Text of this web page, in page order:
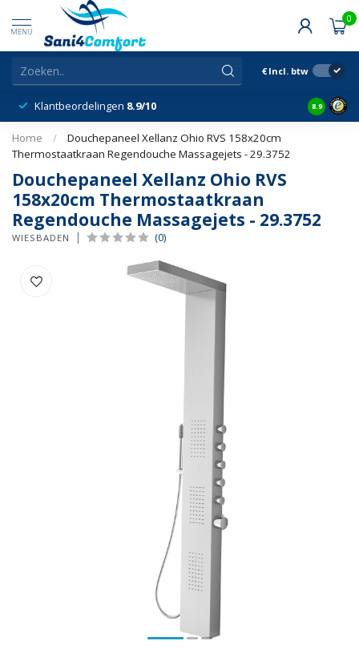
MENU
0
€ Incl. btw
Klantbeordelingen 8.9/10 8.9
Home /
Douchepaneel Xellanz Ohio RVS 158x20cm
Thermostaatkraan Regendouche Massagejets - 29.3752
Douchepaneel Xellanz Ohio RVS
158x20cm Thermostaatkraan
Regendouche Massagejets - 29.3752
WIESBADEN (0)